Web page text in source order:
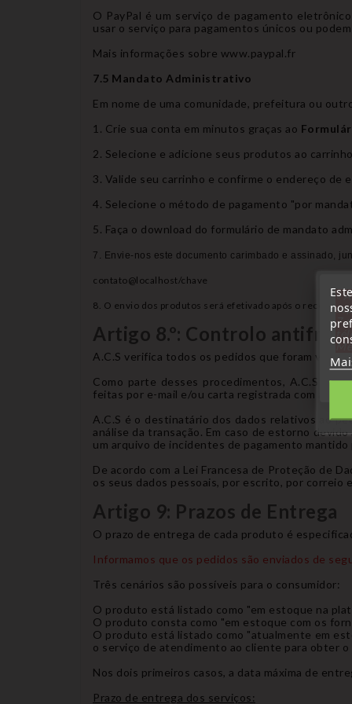
O PayPal é um serviço de pagamento
usar o serviço para pagamentos únicos ou
Mais informações sobre www.paypal.fr
7.5 Mandato Administrativo
Em nome de uma comunidade, prefeitura ou
1. Crie sua conta em minutos graças ao
2. Selecione e adicione seus produtos ao
3. Valide seu carrinho e confirme o endereço de
4. Selecione o método de pagamento "por
5. Faça o download do formulário de mandato
7. Envie-nos este documento carimbado e assinado,
contato@localhost/chave
8. O envio dos produtos será efetivado após o
Artigo 8.º: Controlo
A.C.S verifica todos os pedidos que foram
Como parte desses procedimentos, A.C.S A
feitas por e-mail e/ou carta registrada com aviso
A.C.S é o destinatário dos dados relativos ao
análise da transação. Em caso de estorno
um arquivo de incidentes de pagamento
De acordo com a Lei Francesa de Proteção de
os seus dados pessoais, por escrito, por correio
Artigo 9: Prazos de Entrega
O prazo de entrega de cada produto é
Informamos que os pedidos são enviados de
Três cenários são possíveis para o consumidor:
O produto está listado como "em estoque na
O produto consta como "em estoque com os
O produto está listado como "atualmente em
o serviço de atendimento ao cliente para obter
Nos dois primeiros casos, a data máxima de
Prazo de entrega dos serviços:
«
7